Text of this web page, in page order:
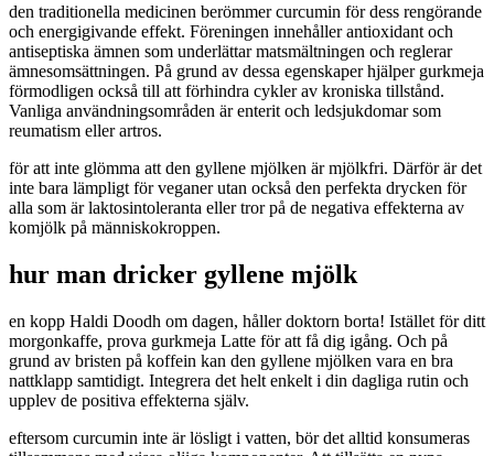
den traditionella medicinen berömmer curcumin för dess rengörande
och energigivande effekt. Föreningen innehåller antioxidant och
antiseptiska ämnen som underlättar matsmältningen och reglerar
ämnesomsättningen. På grund av dessa egenskaper hjälper gurkmeja
förmodligen också till att förhindra cykler av kroniska tillstånd.
Vanliga användningsområden är enterit och ledsjukdomar som
reumatism eller artros.
för att inte glömma att den gyllene mjölken är mjölkfri. Därför är det
inte bara lämpligt för veganer utan också den perfekta drycken för
alla som är laktosintoleranta eller tror på de negativa effekterna av
komjölk på människokroppen.
hur man dricker gyllene mjölk
en kopp Haldi Doodh om dagen, håller doktorn borta! Istället för ditt
morgonkaffe, prova gurkmeja Latte för att få dig igång. Och på
grund av bristen på koffein kan den gyllene mjölken vara en bra
nattklapp samtidigt. Integrera det helt enkelt i din dagliga rutin och
upplev de positiva effekterna själv.
eftersom curcumin inte är lösligt i vatten, bör det alltid konsumeras